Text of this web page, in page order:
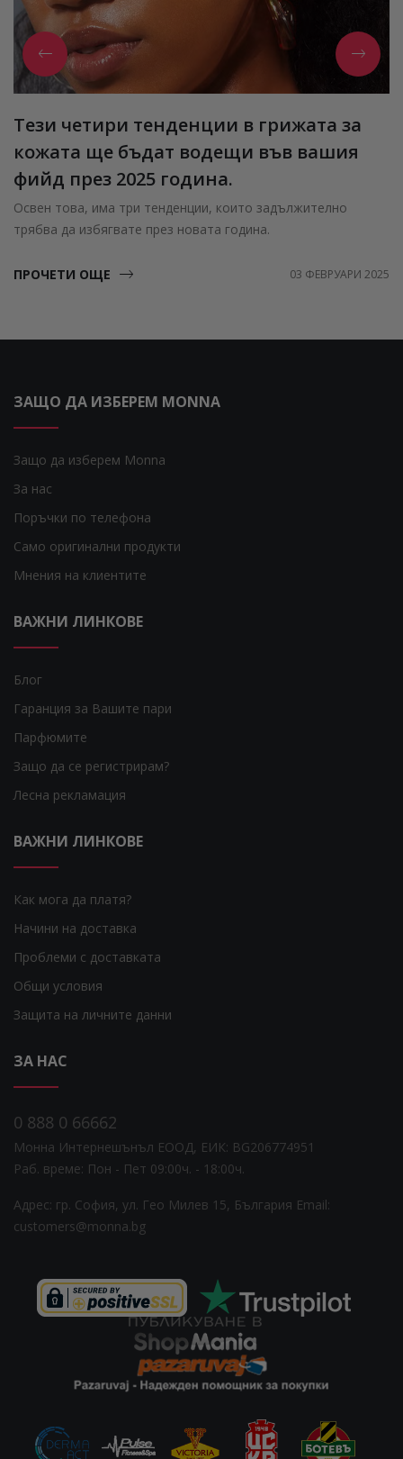
Тези четири тенденции в грижата за
кожата ще бъдат водещи във вашия
фийд през 2025 година.
Освен това, има три тенденции, които задължително
трябва да избягвате през новата година.
ПРОЧЕТИ ОЩЕ 03 ФЕВРУАРИ 2025
ЗАЩО ДА ИЗБЕРЕМ MONNA
Защо да изберем Monna
За нас
Поръчки по телефона
Само оригинални продукти
Мнения на клиентите
ВАЖНИ ЛИНКОВЕ
Блог
Гаранция за Вашите пари
Парфюмите
Защо да се регистрирам?
Лесна рекламация
ВАЖНИ ЛИНКОВЕ
Как мога да платя?
Начини на доставка
Проблеми с доставката
Общи условия
Защита на личните данни
ЗА НАС
0 888 0 66662
Монна Интернешънъл ЕООД, ЕИК: BG206774951
Раб. време: Пoн - Пет 09:00ч. - 18:00ч.
Адрес: гр. София, ул. Гео Милев 15, България Email:
customers@monna.bg